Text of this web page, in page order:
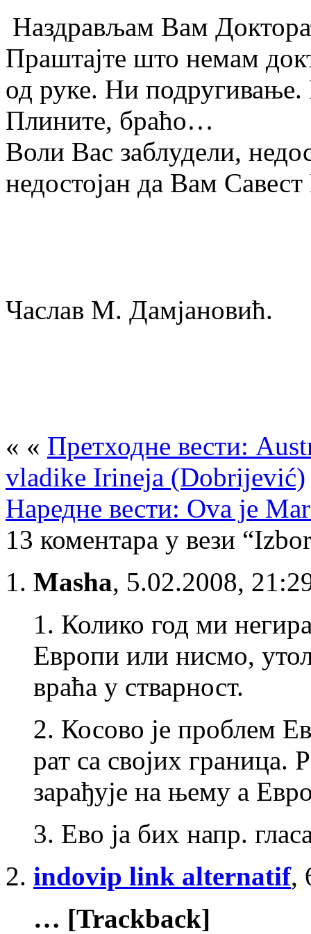
Наздрављам Вам
Праштајте што немам
од руке. Ни подругивање.
Плините, браћо…
Воли Вас заблудели,
недостојан да Вам
Часлав М. Дамјановић.
« « Претходне вести:
vladike Irineja (Dobrijević)
Наредне вести: Ova je
13 коментара у вези
Masha, 5.02.2008,
1. Колико год ми
Европи или нисмо,
враћа у стварност.
2. Косово је проблем
рат са својих граница.
зарађује на њему а
3. Ево ја бих напр.
indovip link alternatif,
… [Trackback]